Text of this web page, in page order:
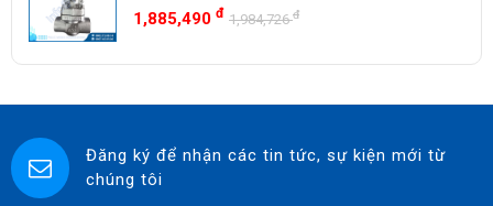
SWISSFLUID
KUNKLE
SINGAFLEX
DKM
Có Sẵn
1,885,490 đ 1,984,726đ
Đăng ký để nhận các tin tức, sự kiện mới từ
chúng tôi